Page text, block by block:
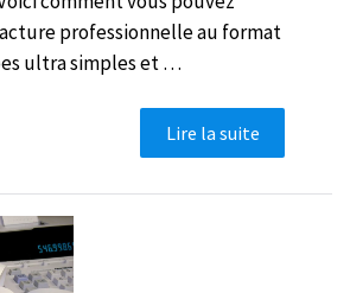
professionnelle au format
ultra simples et …
Lire la suite